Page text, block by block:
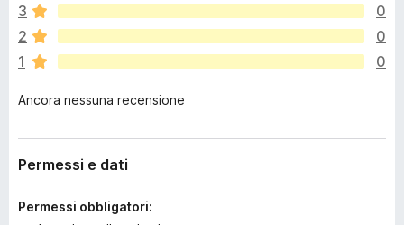
i
s
o
n
a
c
o
a
3
0
2
0
1
0
Ancora nessuna recensione
Permessi e dati
Permessi obbligatori: